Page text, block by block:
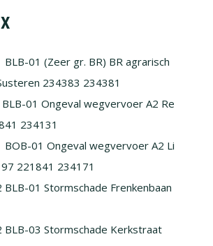
01 (Zeer gr. BR) BR agrarisch
234383 234381
01 Ongeval wegvervoer A2 Re
234131
01 Ongeval wegvervoer A2 Li
221841 234171
01 Stormschade Frenkenbaan
03 Stormschade Kerkstraat